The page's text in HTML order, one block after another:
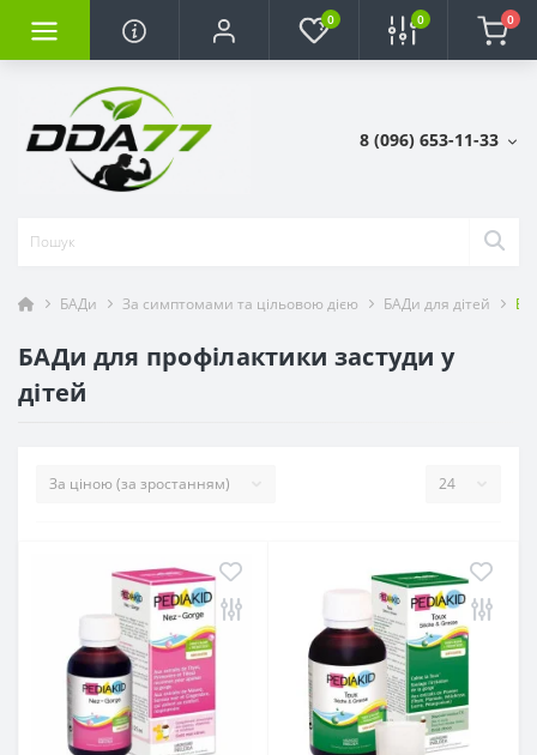
0 0 0
8 (096) 653-11-33
БАДи За симптомами та цільовою дією БАДи для дітей
БАДи для профілактики застуди у
дітей